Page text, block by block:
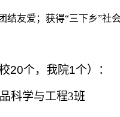
结友爱；获得“三下乡”社
20个，我院1个）：
科学与工程3班